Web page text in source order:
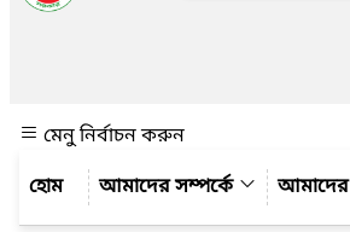
মেনু নির্বাচন করুন
আমাদের সম্পর্কে
আমাদের